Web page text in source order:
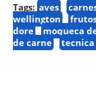
Tags: aves
wellington
dore
moqueca
de carne